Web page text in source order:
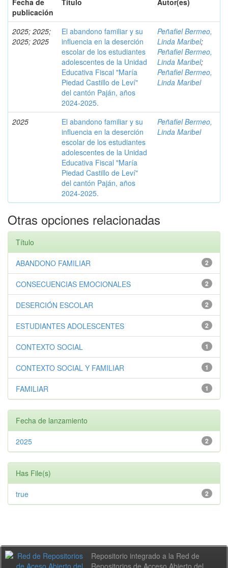
publicación
2025; 2025;
2025; 2025
El abandono familiar y su
influencia en la deserción
escolar de los estudiantes
adolescentes de la Unidad
Educativa Fiscal "María
Piedad Castillo de Leví"
del cantón Paján, años
2024-2025.
Peñafiel Bermeo,
Linda Maribel;
Peñafiel Bermeo,
Linda Maribel;
Peñafiel Bermeo,
Linda Maribel
2025
El abandono familiar y su
influencia en la deserción
escolar de los estudiantes
adolescentes de la Unidad
Educativa Fiscal "María
Piedad Castillo de Leví"
del cantón Paján, años
2024-2025.
Peñafiel Bermeo,
Linda Maribel
Otras opciones relacionadas
Título
2
ABANDONO FAMILIAR
2
CONSECUENCIAS EMOCIONALES
2
DESERCIÓN ESCOLAR
2
ESTUDIANTES ADOLESCENTES
1
CONTEXTO SOCIAL
1
CONTEXTO SOCIAL Y FAMILIAR
1
FAMILIAR
Fecha de lanzamiento
2
2025
Has File(s)
2
true
Repositorio integrado a la Red de
Repositorios de Acceso Abierto del